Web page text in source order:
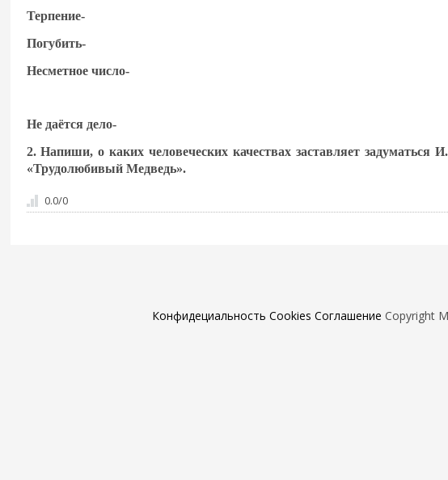
Терпение-
Погубить-
Несметное число-
Не даётся дело-
2. Напиши, о каких человеческих качествах заставляет задуматься
«Трудолюбивый Медведь».
0.0/0
Конфидециальность Cookies Соглашение Copyright